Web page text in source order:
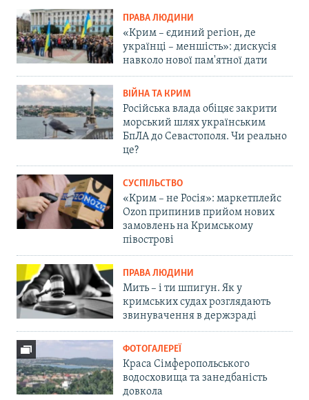
ПРАВА ЛЮДИНИ
«Крим – єдиний регіон, де
українці – меншість»: дискусія
навколо нової пам'ятної дати
ВІЙНА ТА КРИМ
Російська влада обіцяє закрити
морський шлях українським
БпЛА до Севастополя. Чи реально
це?
СУСПІЛЬСТВО
«Крим – не Росія»: маркетплейс
Ozon припинив прийом нових
замовлень на Кримському
півострові
ПРАВА ЛЮДИНИ
Мить – і ти шпигун. Як у
кримських судах розглядають
звинувачення в держзраді
ФОТОГАЛЕРЕЇ
Краса Сімферопольського
водосховища та занедбаність
довкола